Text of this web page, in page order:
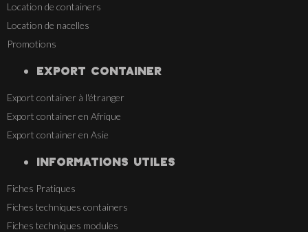
Location de containers
Location de nacelles
Promotions
EXPORT CONTAINER
Export container à l'étranger
Export container en Afrique
Export container en Asie
INFORMATIONS UTILES
Fiches Pratiques
Fiches techniques containers
Fiches techniques modules